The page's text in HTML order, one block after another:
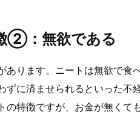
②：無欲である
ります。ニートは無欲で食
に済ませられるといった不
の特徴ですが、お金が無くて